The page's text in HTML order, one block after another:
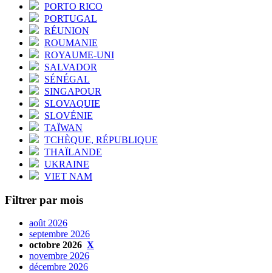
PORTO RICO
PORTUGAL
RÉUNION
ROUMANIE
ROYAUME-UNI
SALVADOR
SÉNÉGAL
SINGAPOUR
SLOVAQUIE
SLOVÉNIE
TAÏWAN
TCHÈQUE, RÉPUBLIQUE
THAÏLANDE
UKRAINE
VIET NAM
Filtrer par mois
août 2026
septembre 2026
octobre 2026 X
novembre 2026
décembre 2026